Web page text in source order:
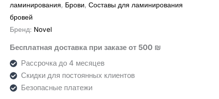
וגבות
Novel
ламинирования, Брови, Составы для ламинирования
бровей
Бренд: Novel
Бесплатная доставка при заказе от 500 ₪
Рассрочка до 4 месяцев
Скидки для постоянных клиентов
Безопасные платежи